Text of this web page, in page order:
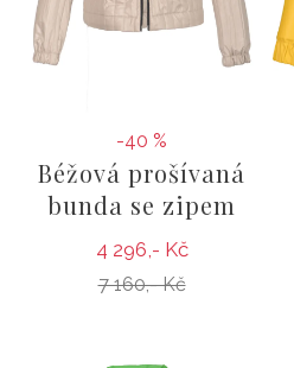
-40 %
Béžová prošívaná
bunda se zipem
4 296,- Kč
7 160,- Kč